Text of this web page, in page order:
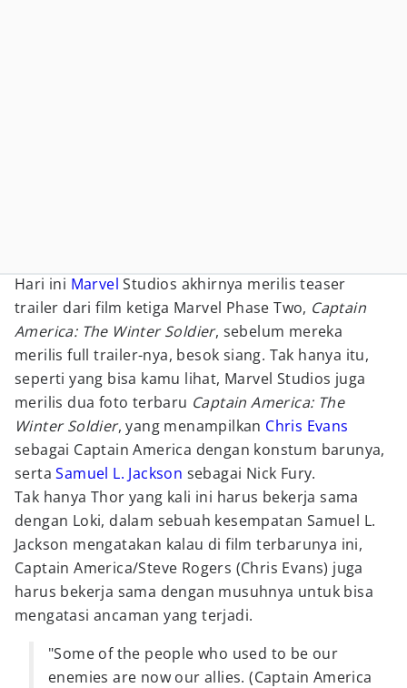
Hari ini Marvel Studios akhirnya merilis teaser
trailer dari film ketiga Marvel Phase Two, Captain
America: The Winter Soldier, sebelum mereka
merilis full trailer-nya, besok siang. Tak hanya itu,
seperti yang bisa kamu lihat, Marvel Studios juga
merilis dua foto terbaru Captain America: The
Winter Soldier, yang menampilkan Chris Evans
sebagai Captain America dengan konstum barunya,
sertaSamuel L. Jackson sebagai Nick Fury.
Tak hanya Thor yang kali ini harus bekerja sama
dengan Loki, dalam sebuah kesempatan Samuel L.
Jackson mengatakan kalau di film terbarunya ini,
Captain America/Steve Rogers (Chris Evans) juga
harus bekerja sama dengan musuhnya untuk bisa
mengatasi ancaman yang terjadi.
"Some of the people who used to be our
enemies are now our allies. (Captain America